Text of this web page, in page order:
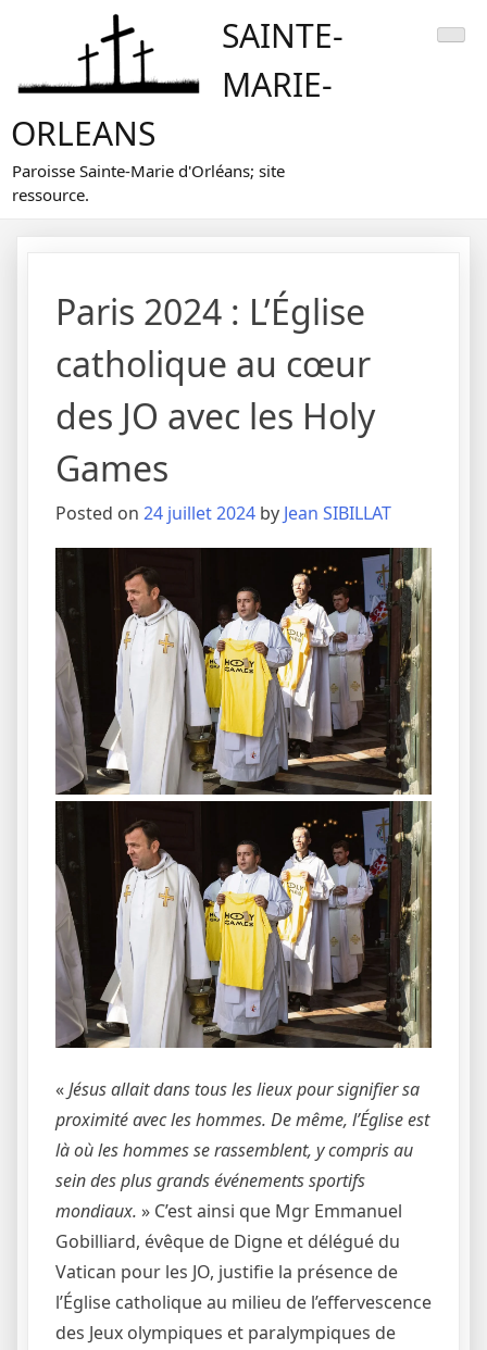
SAINTE-
MARIE-
ORLEANS
Paroisse Sainte-Marie d'Orléans; site
ressource.
Paris 2024 : L’Église
catholique au cœur
des JO avec les Holy
Games
Posted on 24 juillet 2024 by Jean SIBILLAT
«Jésus allait dans tous les lieux pour signifier sa
proximité avec les hommes. De même, l’Église est
là où les hommes se rassemblent, y compris au
sein des plus grands événements sportifs
mondiaux. » C’est ainsi que Mgr Emmanuel
Gobilliard, évêque de Digne et délégué du
Vatican pour les JO, justifie la présence de
l’Église catholique au milieu de l’effervescence
des Jeux olympiques et paralympiques de